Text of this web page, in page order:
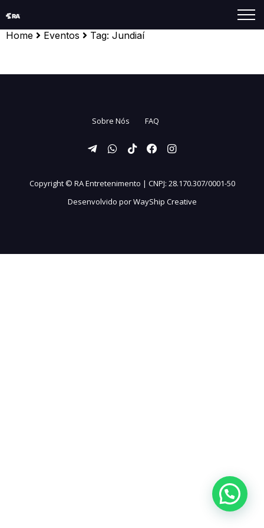
Home Eventos Tag: Jundiaí
Sobre Nós FAQ
Copyright © RA Entretenimento | CNPJ: 28.170.307/0001-50
Desenvolvido porWayShip Creative